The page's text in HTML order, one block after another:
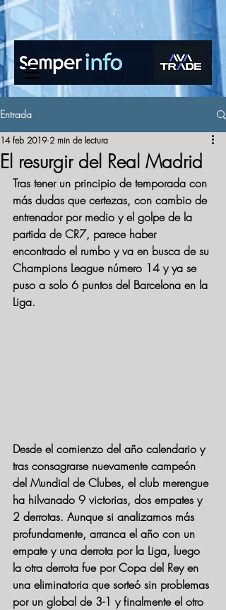
www.semperinfo.com
Entrada
El resurgir del Real Madrid
14 feb 2019 2 min de lectura
Tras tener un principio de temporada con
más dudas que certezas, con cambio de
entrenador por medio y el golpe de la
partida de CR7, parece haber
encontrado el rumbo y va en busca de su
Champions League número 14 y ya se
puso a solo 6 puntos del Barcelona en la
Liga.
Desde el comienzo del año calendario y
tras consagrarse nuevamente campeón
del Mundial de Clubes, el club merengue
ha hilvanado 9 victorias, dos empates y
2 derrotas. Aunque si analizamos más
profundamente, arranca el año con un
empate y una derrota por la Liga, luego
la otra derrota fue por Copa del Rey en
una eliminatoria que sorteó sin problemas
por un global de 3-1 y finalmente el otro